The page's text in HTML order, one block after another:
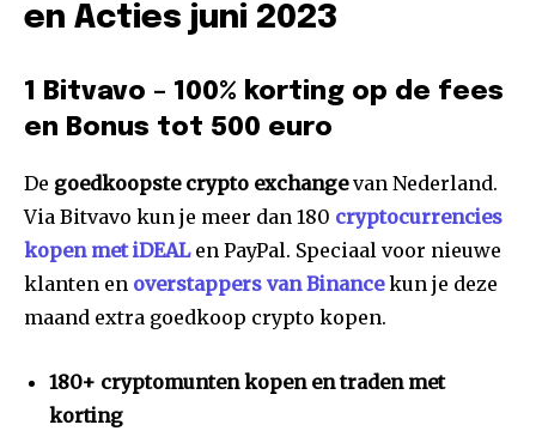
en Acties juni 2023
1 Bitvavo – 100% korting op de fees
en Bonus tot 500 euro
De goedkoopste crypto exchangevan Nederland.
Via Bitvavo kun je meer dan 180 cryptocurrencies
kopen met iDEALen PayPal. Speciaal voor nieuwe
klanten en overstappers van Binancekun je deze
maand extra goedkoop crypto kopen.
180+ cryptomunten kopen en traden met
korting